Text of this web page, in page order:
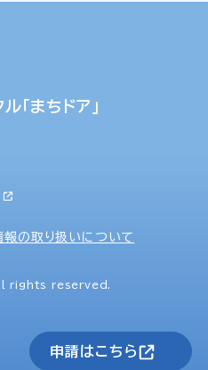
申請はこちら
「まちドア」
報の取り扱いについて
rights reserved.